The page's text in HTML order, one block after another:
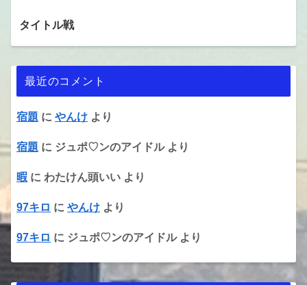
タイトル戦
最近のコメント
宿題 に やんけ より
宿題 に ジュポ♡ンのアイドルより
暇 に わたけん頭いい より
97キロ に やんけ より
97キロ に ジュポ♡ンのアイドルより